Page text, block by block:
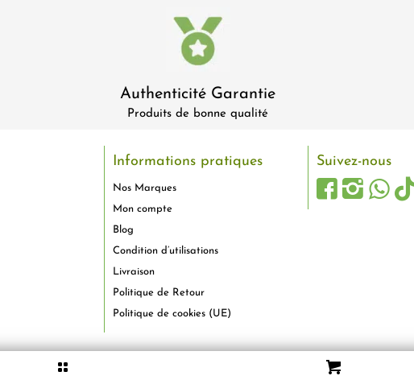
Authenticité Garantie
Produits de bonne qualité
Informations pratiques
Nos Marques
Mon compte
Blog
Condition d’utilisations
Livraison
Politique de Retour
Politique de cookies (UE)
Suivez-nous